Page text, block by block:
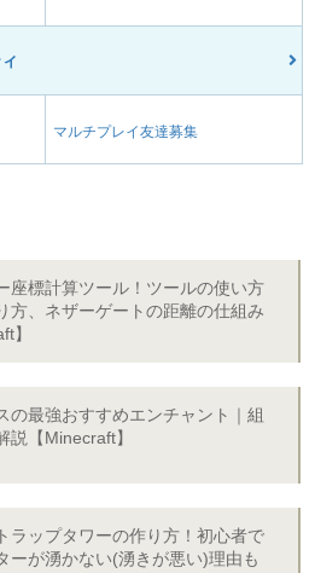
マルチプレイ友達募集
座標計算ツール！ツールの使い方
方、ネザーゲートの距離の仕組み
】
の最強おすすめエンチャント｜組
説【Minecraft】
ラップタワーの作り方！初心者で
ーが湧かない(湧きが悪い)理由も